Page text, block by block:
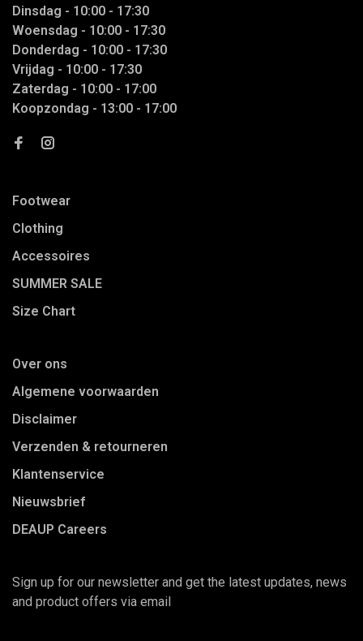
Dinsdag - 10:00 - 17:30
Woensdag - 10:00 - 17:30
Donderdag - 10:00 - 17:30
Vrijdag - 10:00 - 17:30
Zaterdag - 10:00 - 17:00
Koopzondag - 13:00 - 17:00
Footwear
Clothing
Accessoires
SUMMER SALE
Size Chart
Over ons
Algemene voorwaarden
Disclaimer
Verzenden & retourneren
Klantenservice
Nieuwsbrief
DEAUP Careers
Sign up for our newsletter and get the latest updates, news
and product offers via email